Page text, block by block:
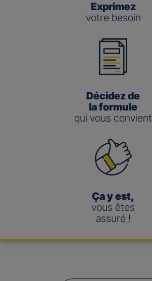
Exprimez
votre besoin
Décidez de
la formule
qui vous convient
Ça y est,
vous êtes
assuré !